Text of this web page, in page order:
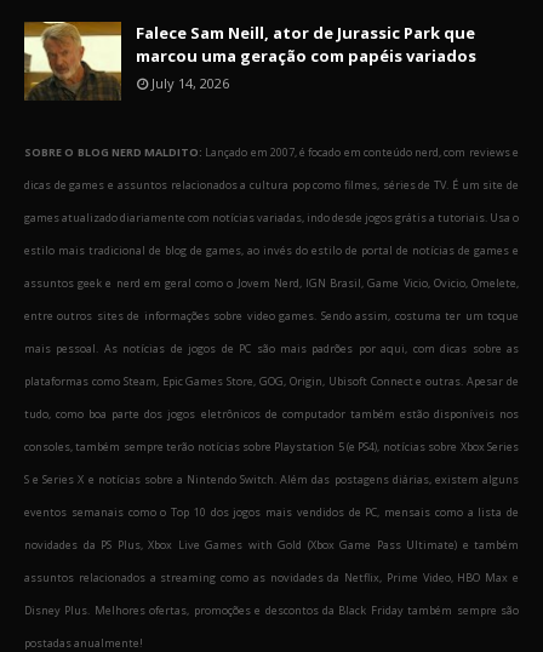
Falece Sam Neill, ator de Jurassic Park que
marcou uma geração com papéis variados
July 14, 2026
SOBRE O BLOG NERD MALDITO: Lançado em 2007, é focado em conteúdo nerd, com reviews e
dicas de games e assuntos relacionados a cultura pop como filmes, séries de TV. É um site de
games atualizado diariamente com notícias variadas, indo desde jogos grátis a tutoriais. Usa o
estilo mais tradicional de blog de games, ao invés do estilo de portal de notícias de games e
assuntos geek e nerd em geral como o Jovem Nerd, IGN Brasil, Game Vicio, Ovicio, Omelete,
entre outros sites de informações sobre video games. Sendo assim, costuma ter um toque
mais pessoal. As notícias de jogos de PC são mais padrões por aqui, com dicas sobre as
plataformas como Steam, Epic Games Store, GOG, Origin, Ubisoft Connect e outras. Apesar de
tudo, como boa parte dos jogos eletrônicos de computador também estão disponíveis nos
consoles, também sempre terão notícias sobre Playstation 5 (e PS4), notícias sobre Xbox Series
S e Series X e notícias sobre a Nintendo Switch. Além das postagens diárias, existem alguns
eventos semanais como o Top 10 dos jogos mais vendidos de PC, mensais como a lista de
novidades da PS Plus, Xbox Live Games with Gold (Xbox Game Pass Ultimate) e também
assuntos relacionados a streaming como as novidades da Netflix, Prime Video, HBO Max e
Disney Plus. Melhores ofertas, promoções e descontos da Black Friday também sempre são
postadas anualmente!